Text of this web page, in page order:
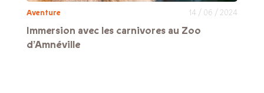
Aventure 14 / 06 / 2024
Immersion avec les carnivores au Zoo
d’Amnéville